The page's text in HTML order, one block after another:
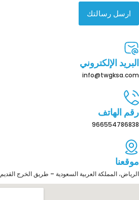
ارسل رسالتك
البريد الإلكتروني
info@twgksa.com
رقم الهاتف
966554786838
موقعنا
الرياض، المملكة العربية السعودية – طريق الخرج القديم